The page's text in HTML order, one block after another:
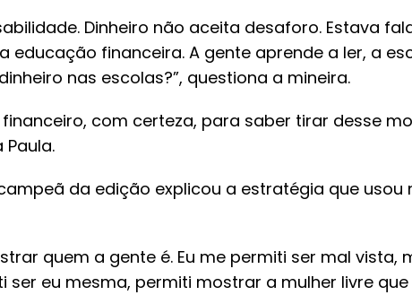
Dinheiro não aceita desaforo. Estava
educação financeira. A gente aprende a ler, a
nas escolas?”, questiona a mineira.
com certeza, para saber tirar desse
Paula.
da edição explicou a estratégia que usou
quem a gente é. Eu me permiti ser mal vista,
ser eu mesma, permiti mostrar a mulher livre que